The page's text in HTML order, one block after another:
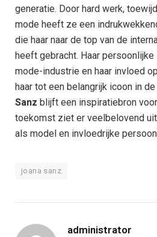
generatie. Door hard werk,
mode heeft ze een
die haar naar de top van de
heeft gebracht. Haar
mode-industrie en haar invloed
haar tot een belangrijk icoon in
Sanz blijft een inspiratiebron
toekomst ziet er veelbelovend
als model en invloedrijke
joana sanz
administrator